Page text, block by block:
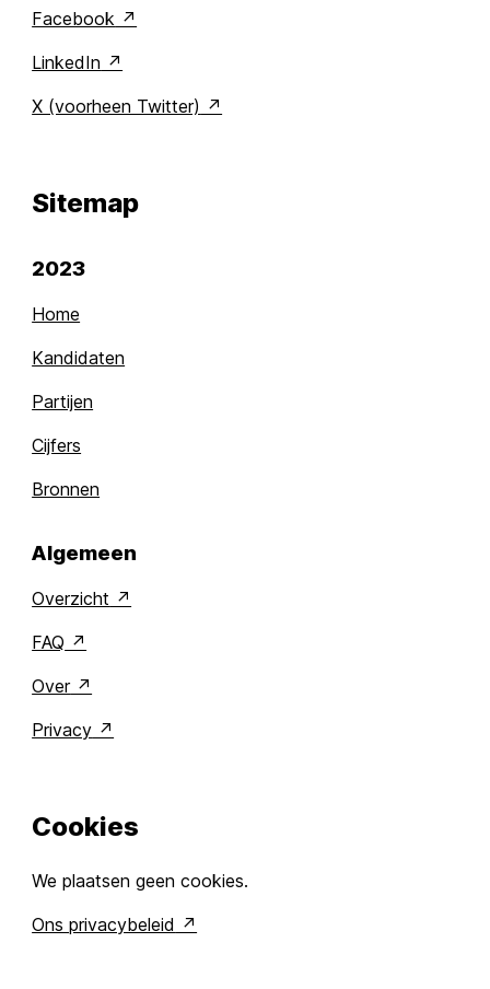
Facebook
LinkedIn
X (voorheen Twitter)
Sitemap
2023
Home
Kandidaten
Partijen
Cijfers
Bronnen
Algemeen
Overzicht
FAQ
Over
Privacy
Cookies
We plaatsen geen cookies.
Ons privacybeleid